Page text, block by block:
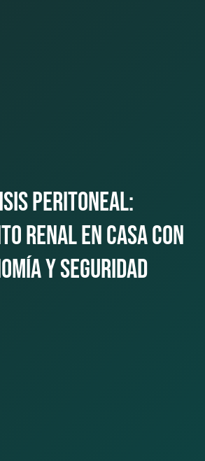
peritoneal:
renal en casa con
y seguridad